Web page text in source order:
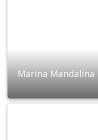
Marina Mandalina